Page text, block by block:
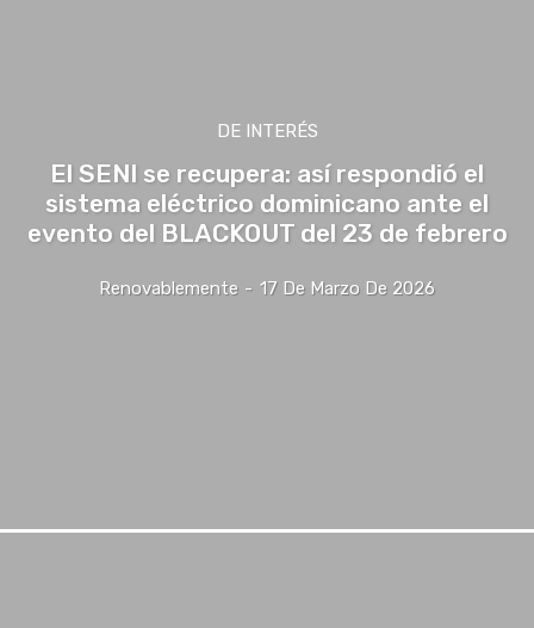
DE INTERÉS
El SENI se recupera: así respondió el
sistema eléctrico dominicano ante el
evento del BLACKOUT del 23 de febrero
Renovablemente - 17 De Marzo De 2026